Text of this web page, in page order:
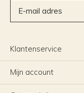
Klantenservice
Mijn account